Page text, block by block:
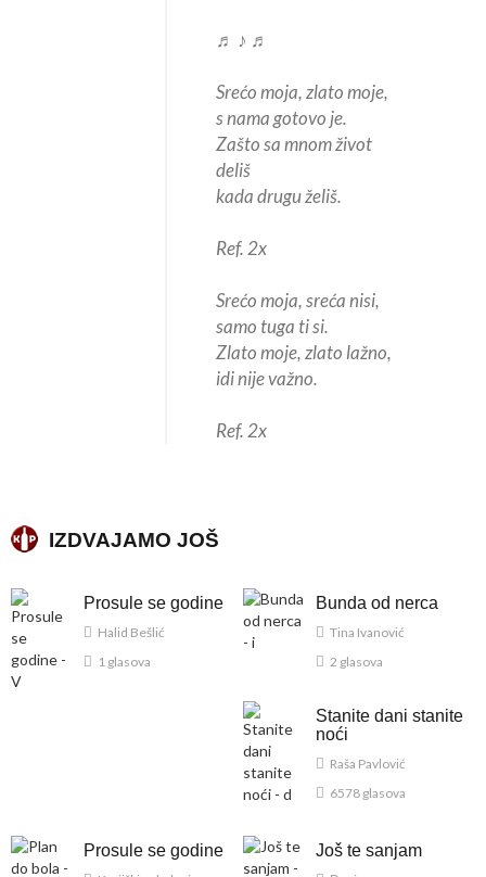
♬ ♪ ♬
Srećo moja, zlato moje,
s nama gotovo je.
Zašto sa mnom život
deliš
kada drugu želiš.
Ref. 2x
Srećo moja, sreća nisi,
samo tuga ti si.
Zlato moje, zlato lažno,
idi nije važno.
Ref. 2x
IZDVAJAMO JOŠ
Prosule se godine
Halid Bešlić
1 glasova
Bunda od nerca
Tina Ivanović
2 glasova
Stanite dani stanite
noći
Raša Pavlović
6578 glasova
Prosule se godine Još te sanjam